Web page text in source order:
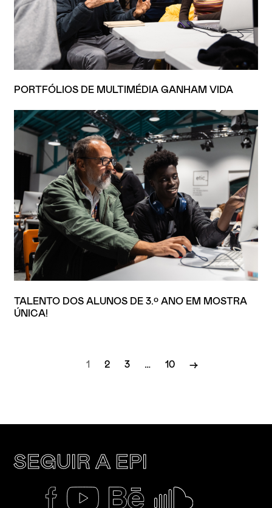
PORTFÓLIOS DE MULTIMÉDIA GANHAM VIDA
TALENTO DOS ALUNOS DE 3.º ANO EM MOSTRA
ÚNICA!
1 2 3 … 10 →
SEGUIR A EPI